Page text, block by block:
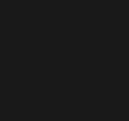
en nueva ventana)
en nueva ventana)